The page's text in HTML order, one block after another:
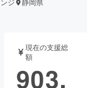
クト
されます
音楽
ゲーム・サ
ジ 静岡県
現在の支援総
額
903,